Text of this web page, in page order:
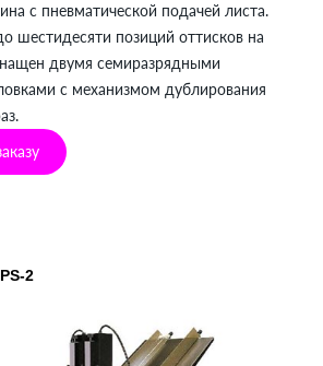
с пневматической подачей листа.
шестидесяти позиций оттисков на
двумя семиразрядными
с механизмом дублирования
2